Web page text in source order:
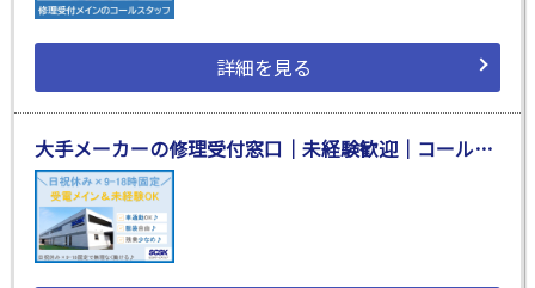
詳細を見る
大手メーカーの修理受付窓口｜未経験歓迎｜コールセンターでの受電・事務